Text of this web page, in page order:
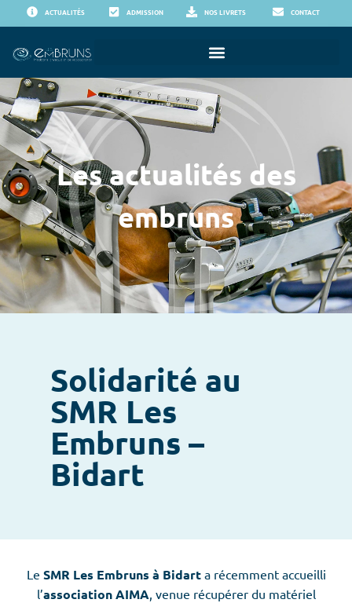
ACTUALITÉS ADMISSION NOS LIVRETS CONTACT
Les actualités des
embruns
Solidarité au
SMR Les
Embruns –
Bidart
Le SMR Les Embruns à Bidarta récemment accueilli
l’association AIMA, venue récupérer du matériel